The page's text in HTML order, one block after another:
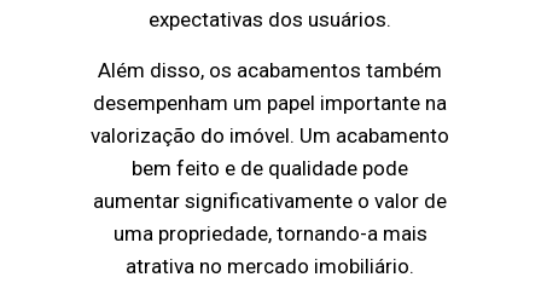
expectativas dos usuários.
Além disso, os acabamentos também
desempenham um papel importante na
valorização do imóvel. Um acabamento
bem feito e de qualidade pode
aumentar significativamente o valor de
uma propriedade, tornando-a mais
atrativa no mercado imobiliário.